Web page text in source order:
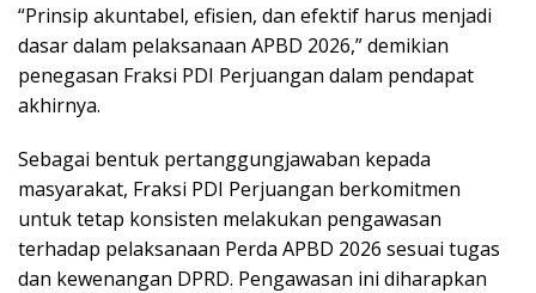
“Prinsip akuntabel, efisien, dan efektif harus menjadi
dasar dalam pelaksanaan APBD 2026,” demikian
penegasan Fraksi PDI Perjuangan dalam pendapat
akhirnya.
Sebagai bentuk pertanggungjawaban kepada
masyarakat, Fraksi PDI Perjuangan berkomitmen
untuk tetap konsisten melakukan pengawasan
terhadap pelaksanaan Perda APBD 2026 sesuai tugas
dan kewenangan DPRD. Pengawasan ini diharapkan